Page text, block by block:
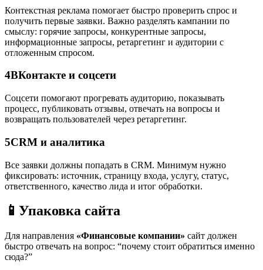
Контекстная реклама помогает быстро проверить спрос и
получить первые заявки. Важно разделять кампании по
смыслу: горячие запросы, конкурентные запросы,
информационные запросы, ретаргетинг и аудитории с
отложенным спросом.
4ВКонтакте и соцсети
Соцсети помогают прогревать аудиторию, показывать
процесс, публиковать отзывы, отвечать на вопросы и
возвращать пользователей через ретаргетинг.
5CRM и аналитика
Все заявки должны попадать в CRM. Минимум нужно
фиксировать: источник, страницу входа, услугу, статус,
ответственного, качество лида и итог обработки.
📱 Упаковка сайта
Для направления «Финансовые компании» сайт должен
быстро отвечать на вопрос: “почему стоит обратиться именно
сюда?”